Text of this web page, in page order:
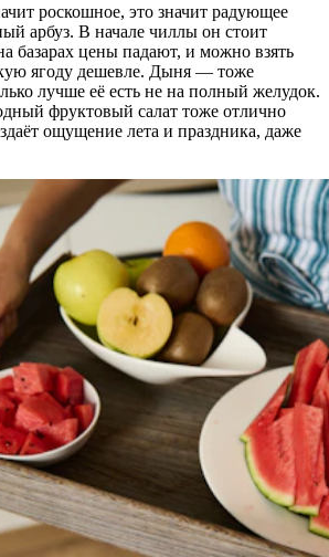
роскошное, это значит радующее
арбуз. В начале чиллы он стоит
базарах цены падают, и можно взять
ягоду дешевле. Дыня — тоже
лучше её есть не на полный желудок.
фруктовый салат тоже отлично
ощущение лета и праздника, даже